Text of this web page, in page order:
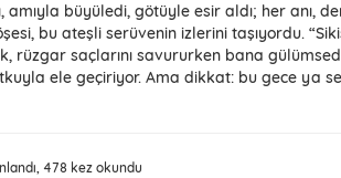
amıyla büyüledi, götüyle esir aldı; her anı,
bu ateşli serüvenin izlerini taşıyordu.
rüzgar saçlarını savururken bana
ele geçiriyor. Ama dikkat: bu gece ya
478 kez okundu